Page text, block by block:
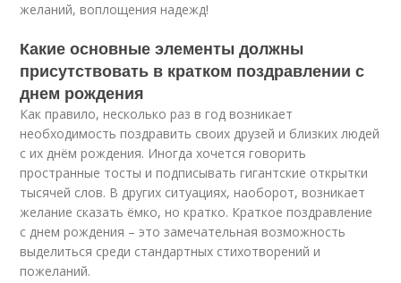
желаний, воплощения надежд!
Какие основные элементы должны
присутствовать в кратком поздравлении с
днем рождения
Как правило, несколько раз в год возникает
необходимость поздравить своих друзей и близких людей
с их днём рождения. Иногда хочется говорить
пространные тосты и подписывать гигантские открытки
тысячей слов. В других ситуациях, наоборот, возникает
желание сказать ёмко, но кратко. Краткое поздравление
с днем рождения – это замечательная возможность
выделиться среди стандартных стихотворений и
пожеланий.